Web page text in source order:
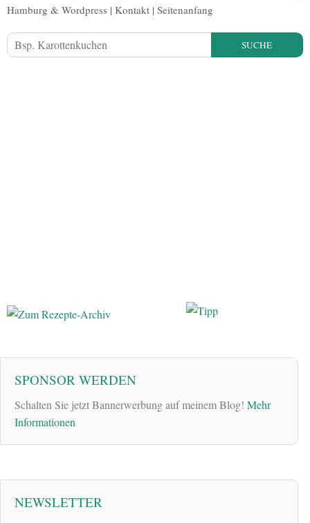
Hamburg & Wordpress | Kontakt | Seitenanfang
SUCHE
SPONSOR WERDEN
Schalten Sie jetzt Bannerwerbung auf meinem Blog! Mehr
Informationen
NEWSLETTER